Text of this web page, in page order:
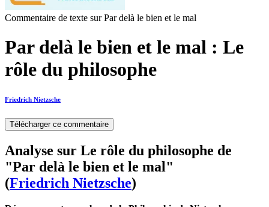
Commentaire de texte sur Par delà le bien et le mal
Par delà le bien et le mal : Le
rôle du philosophe
Friedrich Nietzsche
Télécharger ce commentaire
Analyse sur Le rôle du philosophe de
"Par delà le bien et le mal"
(Friedrich Nietzsche)